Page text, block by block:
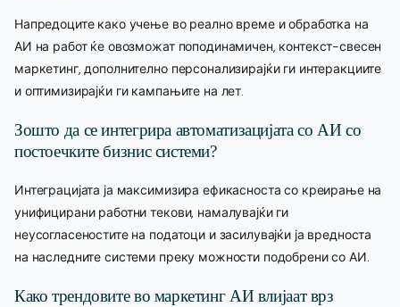
Напредоците како учење во реално време и обработка на
АИ на работ ќе овозможат поподинамичен, контекст-свесен
маркетинг, дополнително персонализирајќи ги интеракциите
и оптимизирајќи ги кампањите на лет.
Зошто да се интегрира автоматизацијата со АИ со
постоечките бизнис системи?
Интеграцијата ја максимизира ефикасноста со креирање на
унифицирани работни текови, намалувајќи ги
неусогласеностите на податоци и засилувајќи ја вредноста
на наследните системи преку можности подобрени со АИ.
Како трендовите во маркетинг АИ влијаат врз